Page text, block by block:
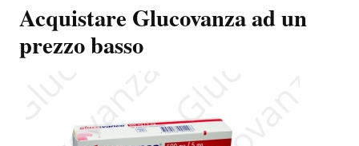
Acquistare Glucovanza ad un
prezzo basso